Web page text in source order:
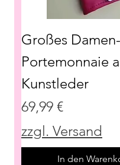
Großes Damen-
Portemonnaie
Kunstleder
Preis
69,99 €
zzgl. Versand
In den